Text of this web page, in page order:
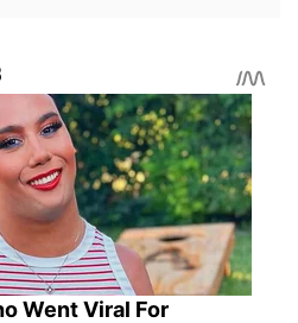
Went Viral For